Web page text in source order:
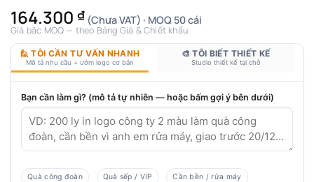
164.300 ₫ (Chưa VAT) · MOQ 50 cái
Giá bậc MOQ — theo Bảng Giá & Chiết khấu
🙋 TÔI CẦN TƯ VẤN NHANH
Mô tả nhu cầu + ướm logo cơ bản
🎨 TÔI BIẾT THIẾT KẾ
Studio thiết kế tại chỗ
Bạn cần làm gì? (mô tả tự nhiên — hoặc bấm gợi ý bên dưới)
Quà công đoàn Quà sếp / VIP Cần bền / rửa máy